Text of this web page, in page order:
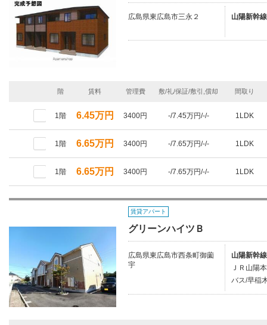
広島県東広島市三永２ 山陽新幹
階 賃料 管理費 敷/礼/保証/敷引,償却 間取り
1階 6.45万円 3400円 -/7.45万円/-/- 1LDK
1階 6.65万円 3400円 -/7.65万円/-/- 1LDK
1階 6.65万円 3400円 -/7.65万円/-/- 1LDK
賃貸アパート
グリーンハイツＢ
広島県東広島市西条町御薗
宇
山陽新幹
ＪＲ山陽
バス/早稲